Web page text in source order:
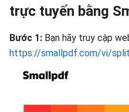
trực tuyến bằng
Bước 1: Bạn hãy truy cập
https://smallpdf.com/vi/